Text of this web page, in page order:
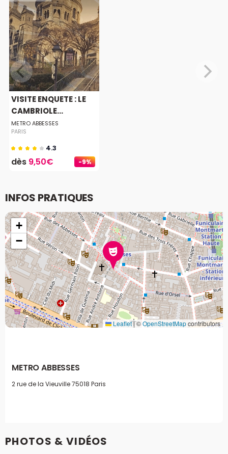
-9%
VISITE ENQUETE : LE
CAMBRIOLE...
METRO ABBESSES
PARIS
4.3
dès 9,50€
INFOS PRATIQUES
+
−
Leaflet |©OpenStreetMapcontributors
METRO ABBESSES
2 rue de la Vieuville75018 Paris
PHOTOS & VIDÉOS